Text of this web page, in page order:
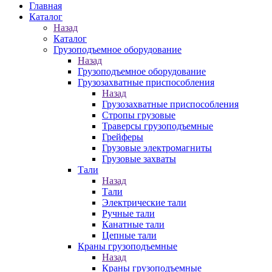
Главная
Каталог
Назад
Каталог
Грузоподъемное оборудование
Назад
Грузоподъемное оборудование
Грузозахватные приспособления
Назад
Грузозахватные приспособления
Стропы грузовые
Траверсы грузоподъемные
Грейферы
Грузовые электромагниты
Грузовые захваты
Тали
Назад
Тали
Электрические тали
Ручные тали
Канатные тали
Цепные тали
Краны грузоподъемные
Назад
Краны грузоподъемные